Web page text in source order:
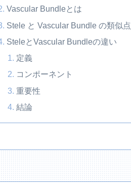
Vascular Bundleとは
Stele と Vascular Bundle の類似点
SteleとVascular Bundleの違い
定義
コンポーネント
重要性
結論